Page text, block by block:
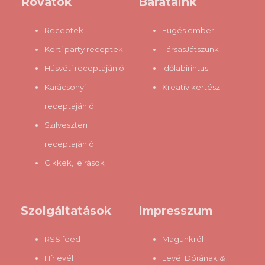
gondoljam róluk, hogy tájékozatlanok, mintsem azt, hogy
Receptek
Kerti party receptek
Húsvéti receptajánló
Karácsonyi
receptajánló
Szilveszteri
receptajánló
Cikkek, leírások
Fügés ember
TársasJátszunk
Időlabirintus
Kreatív kertész
Szolgáltatások
RSS feed
Hírlevél
Impresszum
Magunkról
Levél Dórának &